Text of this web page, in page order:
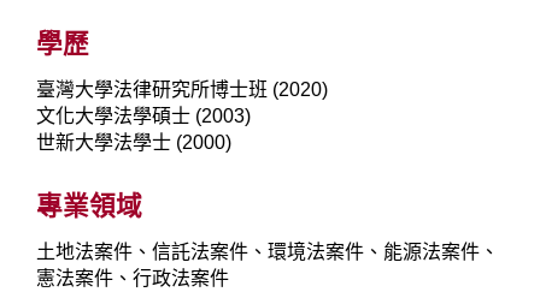
學歷
臺灣大學法律研究所博士班 (2020)
文化大學法學碩士 (2003)
世新大學法學士 (2000)
專業領域
土地法案件、信託法案件、環境法案件、能源法案件、
憲法案件、行政法案件